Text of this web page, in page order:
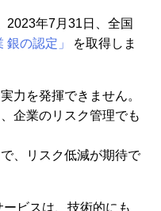
2023年7月31日、全国
銀の認定」
を取得しま
力を発揮できません。
企業のリスク管理でも
、リスク低減が期待で
ビスは、技術的にも